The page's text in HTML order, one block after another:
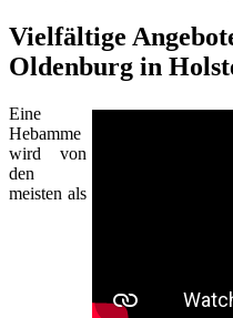
Vielfältige
Oldenburg in
Eine
Hebamme
wird von
den
meisten als